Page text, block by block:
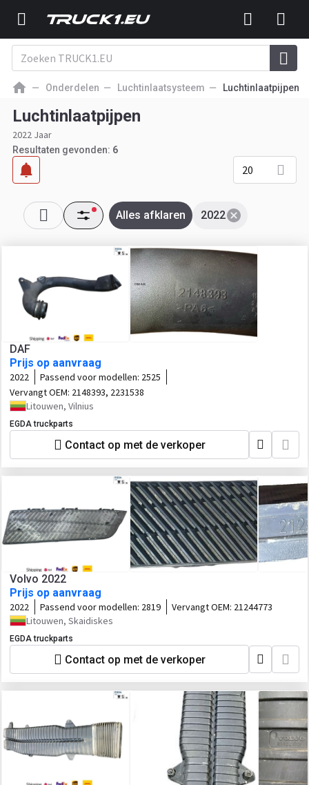
Onderdelen Luchtinlaatsysteem Luchtinlaatpijpen
Luchtinlaatpijpen
2022 Jaar
Resultaten gevonden: 6
20
2022
Alles afklaren
DAF
Prijs op aanvraag
2022 Passend voor modellen: 2525
Vervangt OEM: 2148393, 2231538
Litouwen, Vilnius
EGDA truckparts
Contact op met de verkoper
Volvo 2022
Prijs op aanvraag
2022 Passend voor modellen: 2819 Vervangt OEM: 21244773
Litouwen, Skaidiskes
EGDA truckparts
Contact op met de verkoper